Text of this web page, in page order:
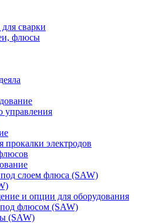
сварки
флюсы
управления
электродов
под слоем флюса (SAW)
и опции для оборудования
под флюсом (SAW)
(SAW)